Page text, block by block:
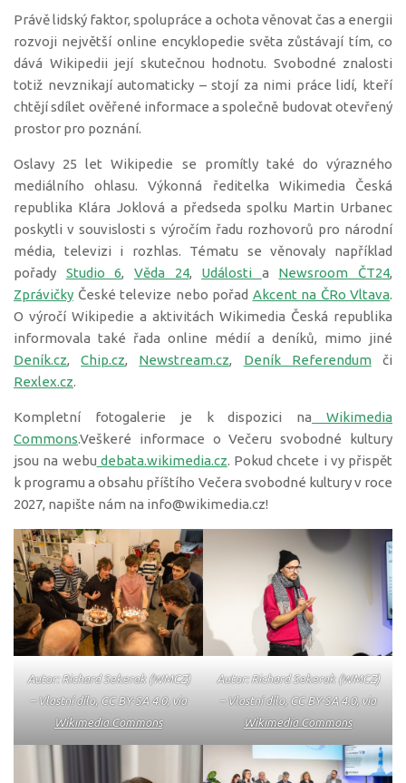
Právě lidský faktor, spolupráce a ochota věnovat čas a energii
rozvoji největší online encyklopedie světa zůstávají tím, co
dává Wikipedii její skutečnou hodnotu. Svobodné znalosti
totiž nevznikají automaticky – stojí za nimi práce lidí, kteří
chtějí sdílet ověřené informace a společně budovat otevřený
prostor pro poznání.
Oslavy 25 let Wikipedie se promítly také do výrazného
mediálního ohlasu. Výkonná ředitelka Wikimedia Česká
republika Klára Joklová a předseda spolku Martin Urbanec
poskytli v souvislosti s výročím řadu rozhovorů pro národní
média, televizi i rozhlas. Tématu se věnovaly například
pořady Studio 6, Věda 24, Události a Newsroom ČT24,
Zprávičky České televize nebo pořad Akcent na ČRo Vltava.
O výročí Wikipedie a aktivitách Wikimedia Česká republika
informovala také řada online médií a deníků, mimo jiné
Deník.cz,Chip.cz, Newstream.cz, Deník Referendumči
Rexlex.cz.
Kompletní fotogalerie je k dispozici na Wikimedia
Commons.Veškeré informace o Večeru svobodné kultury
jsou na webu debata.wikimedia.cz. Pokud chcete i vy přispět
k programu a obsahu příštího Večera svobodné kultury v roce
2027, napište nám na info@wikimedia.cz!
Autor: Richard Sekerak (WMCZ)
– Vlastní dílo, CC BY-SA 4.0, via
Wikimedia Commons
Autor: Richard Sekerak (WMCZ)
– Vlastní dílo, CC BY-SA 4.0, via
Wikimedia Commons